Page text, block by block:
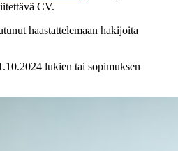
CV.
haastattelemaan hakijoita
lukien tai sopimuksen